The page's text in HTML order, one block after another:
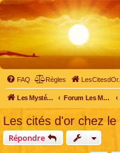
FAQ Règles
Les Mystérieuses Cités d'Or - LesCitesdOr.com Forum Les Mystérieuses Cités d'Or
Les cités d'or chez
Répondre